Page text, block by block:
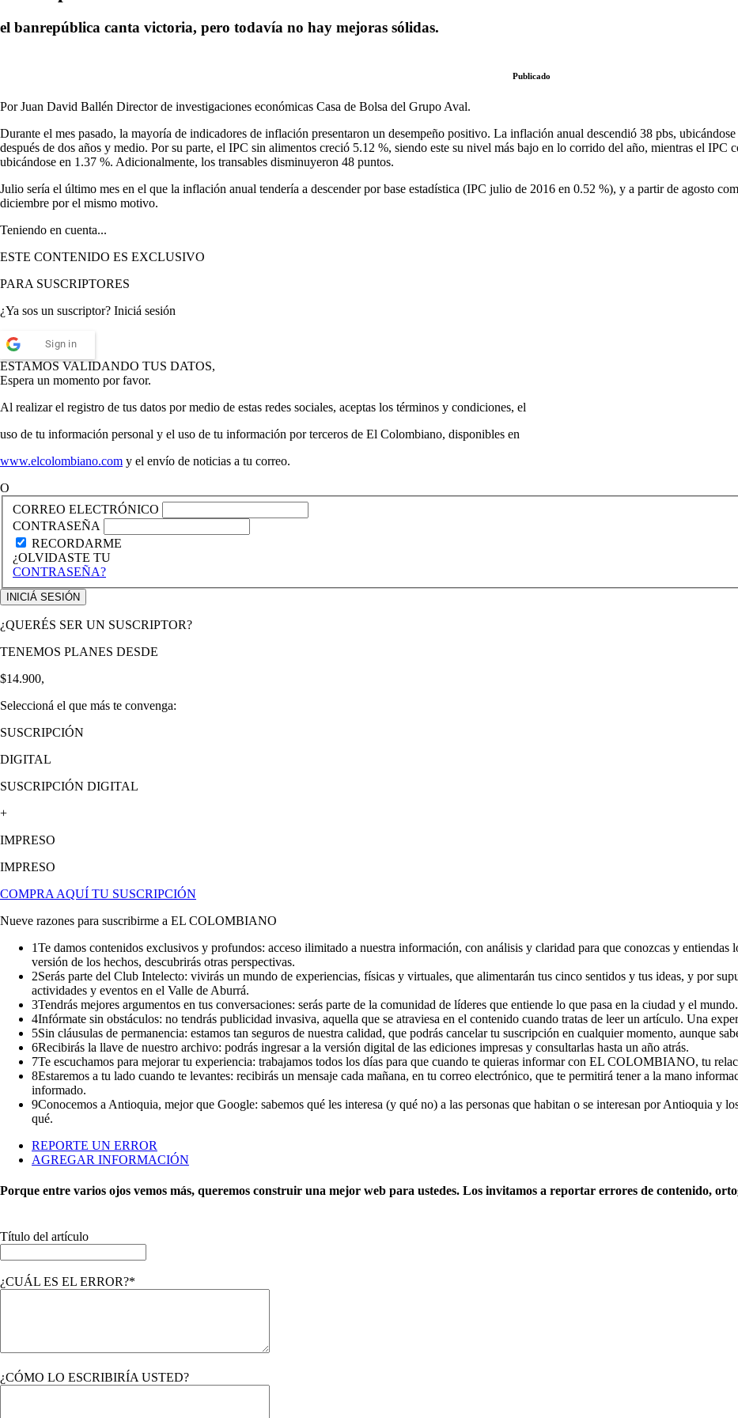
el banrepública canta victoria, pero todavía no hay mejoras sólidas.
Publicado
Por Juan David Ballén Director de investigaciones económicas Casa de Bolsa del Grupo Aval.
Durante el mes pasado, la mayoría de indicadores de inflación presentaron un desempeño positivo. La inflación anual descendió 38 pbs,
después de dos años y medio. Por su parte, el IPC sin alimentos creció 5.12 %, siendo este su nivel más bajo en lo corrido del año, mientras el
ubicándose en 1.37 %. Adicionalmente, los transables disminuyeron 48 puntos.
Julio sería el último mes en el que la inflación anual tendería a descender por base estadística (IPC julio de 2016 en 0.52 %), y a partir de agosto
diciembre por el mismo motivo.
Teniendo en cuenta...
ESTE CONTENIDO ES EXCLUSIVO
PARA SUSCRIPTORES
¿Ya sos un suscriptor? Iniciá sesión
Sign in
ESTAMOS VALIDANDO TUS DATOS,
Espera un momento por favor.
Al realizar el registro de tus datos por medio de estas redes sociales, aceptas los términos y condiciones, el
uso de tu información personal y el uso de tu información por terceros de El Colombiano, disponibles en
www.elcolombiano.com y el envío de noticias a tu correo.
O
CORREO ELECTRÓNICO
CONTRASEÑA
RECORDARME
¿OLVIDASTE TU
CONTRASEÑA?
¿QUERÉS SER UN SUSCRIPTOR?
TENEMOS PLANES DESDE
$14.900,
Seleccioná el que más te convenga:
SUSCRIPCIÓN
DIGITAL
SUSCRIPCIÓN DIGITAL
+
IMPRESO
IMPRESO
COMPRA AQUÍ TU SUSCRIPCIÓN
Nueve razones para suscribirme a EL COLOMBIANO
1Te damos contenidos exclusivos y profundos: acceso ilimitado a nuestra información, con análisis y claridad para que conozcas y entiendas
versión de los hechos, descubrirás otras perspectivas.
2Serás parte del Club Intelecto: vivirás un mundo de experiencias, físicas y virtuales, que alimentarán tus cinco sentidos y tus ideas, y por
actividades y eventos en el Valle de Aburrá.
3Tendrás mejores argumentos en tus conversaciones: serás parte de la comunidad de líderes que entiende lo que pasa en la ciudad y el
4Infórmate sin obstáculos: no tendrás publicidad invasiva, aquella que se atraviesa en el contenido cuando tratas de leer un artículo. Una
5Sin cláusulas de permanencia: estamos tan seguros de nuestra calidad, que podrás cancelar tu suscripción en cualquier momento, aunque
6Recibirás la llave de nuestro archivo: podrás ingresar a la versión digital de las ediciones impresas y consultarlas hasta un año atrás.
7Te escuchamos para mejorar tu experiencia: trabajamos todos los días para que cuando te quieras informar con EL COLOMBIANO, tu
8Estaremos a tu lado cuando te levantes: recibirás un mensaje cada mañana, en tu correo electrónico, que te permitirá tener a la mano
informado.
9Conocemos a Antioquia, mejor que Google: sabemos qué les interesa (y qué no) a las personas que habitan o se interesan por Antioquia y
qué.
REPORTE UN ERROR
AGREGAR INFORMACIÓN
Porque entre varios ojos vemos más, queremos construir una mejor web para ustedes. Los invitamos a reportar errores de contenido,
Título del artículo
¿CUÁL ES EL ERROR?*
¿CÓMO LO ESCRIBIRÍA USTED?